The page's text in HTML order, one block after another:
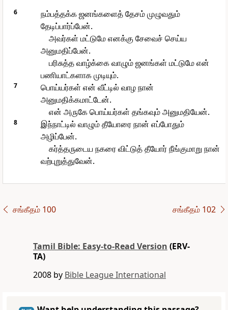
6
நம்பத்தக்க ஜனங்களைத் தேசம் முழுவதும்
தேடிப்பார்ப்பேன்.
அவர்கள் மட்டுமே எனக்கு சேவைச் செய்ய
அனுமதிப்பேன்.
பரிசுத்த வாழ்க்கை வாழும் ஜனங்கள் மட்டுமே என்
பணியாட்களாக முடியும்.
7
பொய்யர்கள் என் வீட்டில் வாழ நான்
அனுமதிக்கமாட்டேன்.
என் அருகே பொய்யர்கள் தங்கவும் அனுமதியேன்.
8
இந்நாட்டில் வாழும் தீயோரை நான் எப்போதும்
அழிப்பேன்.
கர்த்தருடைய நகரை விட்டுத் தீயோர் நீங்குமாறு நான்
வற்புறுத்துவேன்.
சங்கீதம் 100 சங்கீதம் 102
Tamil Bible: Easy-to-Read Version (ERV-
TA)
2008 by Bible League International